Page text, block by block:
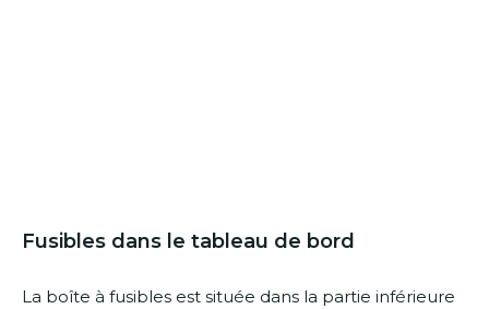
Fusibles dans le tableau de bord
La boîte à fusibles est située dans la partie inférieure